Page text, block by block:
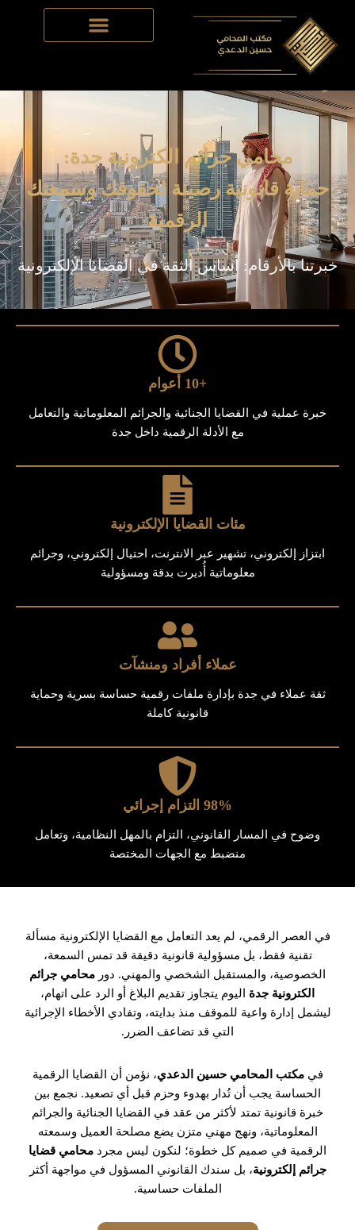
Skip
محامي جرائم الكترونية جدة:
حماية قانونية رصينة لحقوقك وسمعتك
الرقمية
خبرتنا بالأرقام: أساس الثقة في القضايا الإلكترونية
+10 أعوام
خبرة عملية في القضايا الجنائية والجرائم المعلوماتية والتعامل
مع الأدلة الرقمية داخل جدة
مئات القضايا الإلكترونية
ابتزاز إلكتروني، تشهير عبر الانترنت، احتيال إلكتروني، وجرائم
معلوماتية أُديرت بدقة ومسؤولية
عملاء أفراد ومنشآت
ثقة عملاء في جدة بإدارة ملفات رقمية حساسة بسرية وحماية
قانونية كاملة
98% التزام إجرائي
وضوح في المسار القانوني، التزام بالمهل النظامية، وتعامل
منضبط مع الجهات المختصة
في العصر الرقمي، لم يعد التعامل مع القضايا الإلكترونية مسألة
تقنية فقط، بل مسؤولية قانونية دقيقة قد تمس السمعة،
الخصوصية، والمستقبل الشخصي والمهني. دور محامي جرائم
الكترونية جدة اليوم يتجاوز تقديم البلاغ أو الرد على اتهام،
ليشمل إدارة واعية للموقف منذ بدايته، وتفادي الأخطاء الإجرائية
التي قد تضاعف الضرر.
فيمكتب المحامي حسين الدعدي، نؤمن أن القضايا الرقمية
الحساسة يجب أن تُدار بهدوء وحزم قبل أي تصعيد. نجمع بين
خبرة قانونية تمتد لأكثر من عقد في القضايا الجنائية والجرائم
المعلوماتية، ونهج مهني متزن يضع مصلحة العميل وسمعته
الرقمية في صميم كل خطوة؛ لنكون ليس مجرد محامي قضايا
جرائم إلكترونية، بل سندك القانوني المسؤول في مواجهة أكثر
الملفات حساسية.